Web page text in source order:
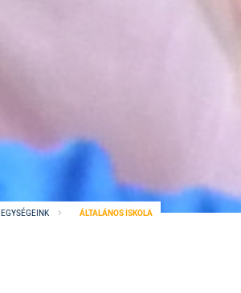
EGYSÉGEINK ÁLTALÁNOS ISKOLA